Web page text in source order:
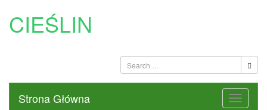
CIEŚLIN
Strona Główna